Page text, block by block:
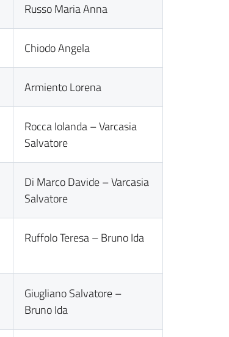
Russo Maria Anna
Chiodo Angela
Armiento Lorena
Rocca Iolanda – Varcasia
Salvatore
Di Marco Davide – Varcasia
Salvatore
Ruffolo Teresa – Bruno Ida
Giugliano Salvatore –
Bruno Ida